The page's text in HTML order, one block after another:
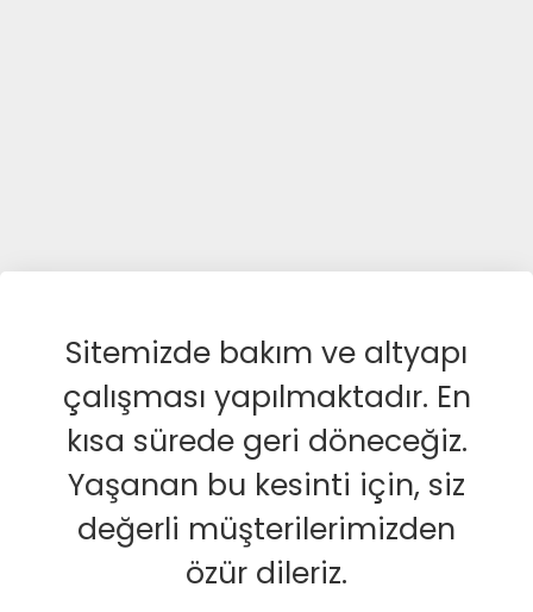
Sitemizde bakım ve altyapı
çalışması yapılmaktadır. En
kısa sürede geri döneceğiz.
Yaşanan bu kesinti için, siz
değerli müşterilerimizden
özür dileriz.